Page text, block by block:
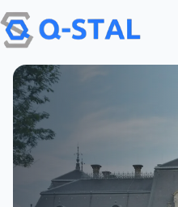
Przejdź do treści